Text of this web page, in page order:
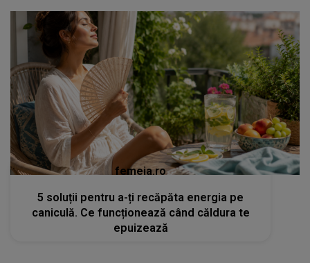
femeia.ro
5 soluții pentru a-ți recăpăta energia pe
caniculă. Ce funcționează când căldura te
epuizează